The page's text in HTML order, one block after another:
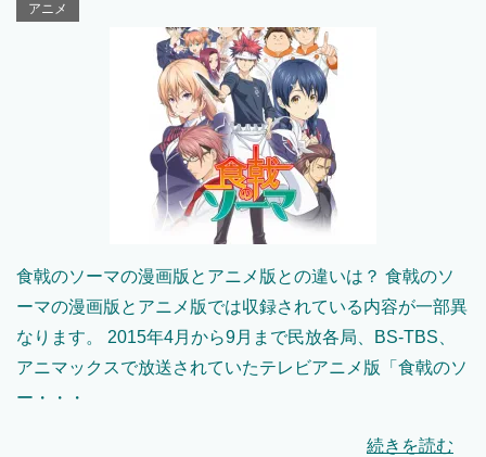
アニメ
食戟のソーマの漫画版とアニメ版との違いは？ 食戟のソ
ーマの漫画版とアニメ版では収録されている内容が一部異
なります。 2015年4月から9月まで民放各局、BS-TBS、
アニマックスで放送されていたテレビアニメ版「食戟のソ
ー・・・
続きを読む